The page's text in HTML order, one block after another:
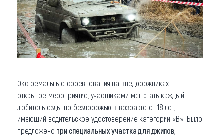
Экстремальные соревнования на внедорожниках –
открытое мероприятие, участниками мог стать каждый
любитель езды по бездорожью в возрасте от 18 лет,
имеющий водительское удостоверение категории «B». Было
предложено три специальных участка для джипов